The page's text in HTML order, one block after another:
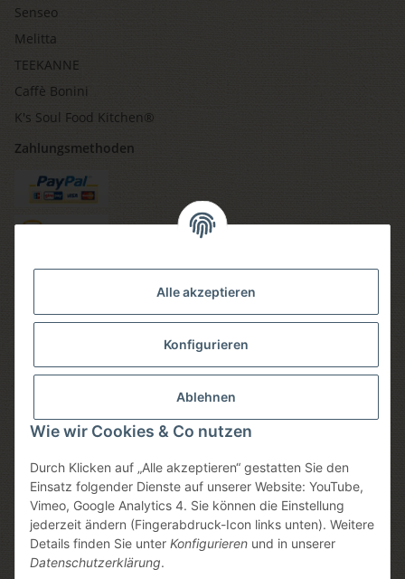
Alle akzeptieren
Konfigurieren
Ablehnen
Wie wir Cookies & Co nutzen
Durch Klicken auf „Alle akzeptieren“ gestatten Sie den
Einsatz folgender Dienste auf unserer Website: YouTube,
Vimeo, Google Analytics 4. Sie können die Einstellung
jederzeit ändern (Fingerabdruck-Icon links unten). Weitere
Details finden Sie unter Konfigurieren und in unserer
Datenschutzerklärung.
Senseo
Melitta
TEEKANNE
Caffè Bonini
K's Soul Food Kitchen®
Zahlungsmethoden
Versandmethoden
Sicheres einkaufen
* Alle Preise inkl. gesetzlicher USt., zzgl.